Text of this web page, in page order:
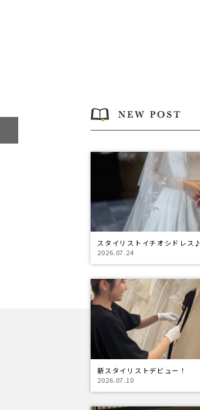
スタイリストイチオシドレス♪
2026.07.24
新スタイリストデビュー！
2026.07.10